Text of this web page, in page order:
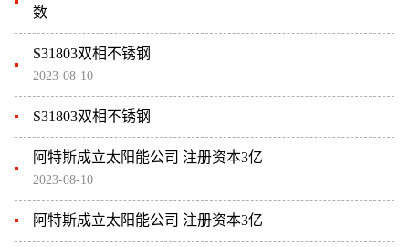
数
S31803双相不锈钢
2023-08-10
S31803双相不锈钢
阿特斯成立太阳能公司 注册资本3亿
2023-08-10
阿特斯成立太阳能公司 注册资本3亿